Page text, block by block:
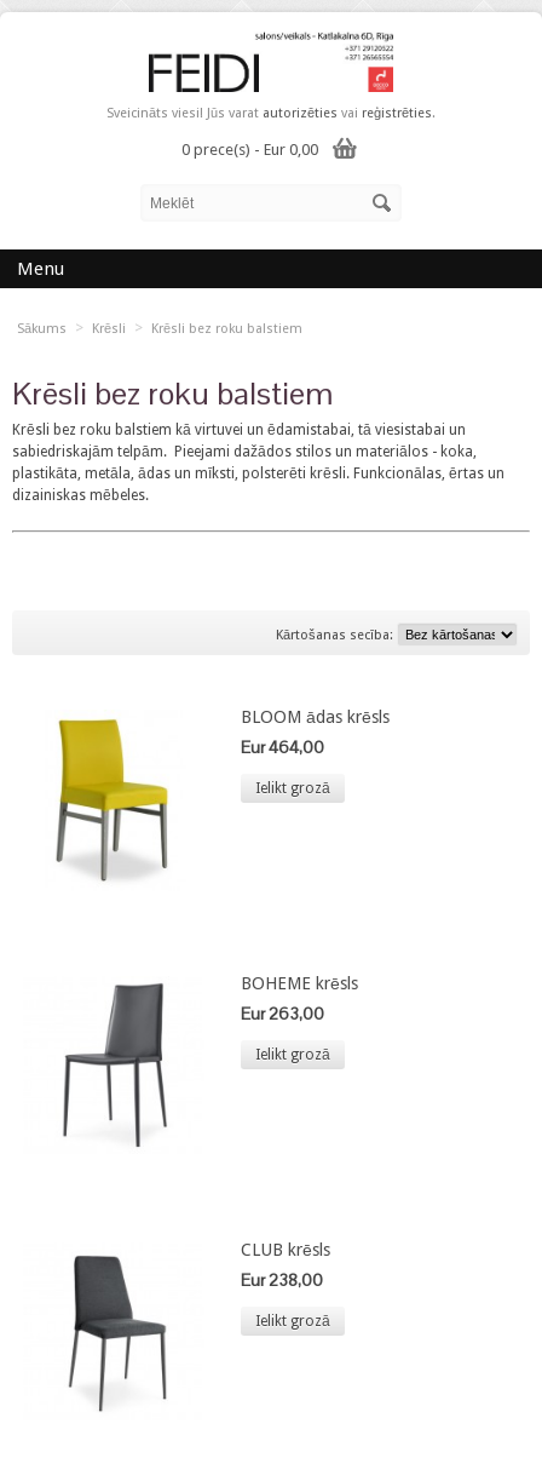
Sveicināts viesi! Jūs varat autorizēties vai reģistrēties.
0 prece(s) - Eur 0,00
Menu
Sākums > Krēsli > Krēsli bez roku balstiem
Krēsli bez roku balstiem
Krēsli bez roku balstiem kā virtuvei un ēdamistabai, tā viesistabai un
sabiedriskajām telpām. Pieejami dažādos stilos un materiālos - koka,
plastikāta, metāla, ādas un mīksti, polsterēti krēsli. Funkcionālas, ērtas un
dizainiskas mēbeles.
Kārtošanas secība:
BLOOM ādas krēsls
Eur 464,00
Ielikt grozā
BOHEME krēsls
Eur 263,00
Ielikt grozā
CLUB krēsls
Eur 238,00
Ielikt grozā